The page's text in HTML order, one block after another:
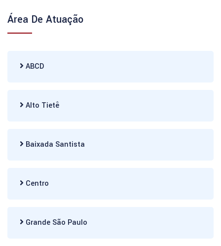
Área De Atuação
ABCD
Alto Tietê
Baixada Santista
Centro
Grande São Paulo